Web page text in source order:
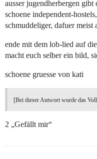
ausser jugendherbergen gibt
schoene independent-
schmuddeliger, dafuer meist
ende mit dem lob-lied auf
macht euch selber ein bild,
schoene gruesse von kati
[Bei dieser Antwort wurde das
2 „Gefällt mir“